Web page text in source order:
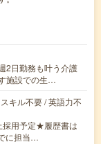
2日勤務も叶う介護
施設での生…
キル不要 / 英語力不
用予定★履歴書は
に担当…